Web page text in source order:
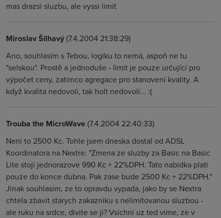
mas drazsi sluzbu, ale vyssi limit
Miroslav Šilhavý(7.4.2004 21:38:29)
Ano, souhlasím s Tebou, logiku to nemá, aspoň ne tu
"selskou". Prostě a jednoduše - limit je pouze určující pro
výpočet ceny, zatímco agregace pro stanovení kvality. A
když kvalita nedovolí, tak holt nedovolí... :(
Trouba the MicroWave(7.4.2004 22:40:33)
Neni to 2500 Kc. Tohle jsem dneska dostal od ADSL
Koordinatora na Nextre: "Zmena ze sluzby za Basic na Basic
Lite stoji jednorazove 990 Kc + 22%DPH. Tato nabidka plati
pouze do konce dubna. Pak zase bude 2500 Kc + 22%DPH."
Jinak souhlasim, ze to opravdu vypada, jako by se Nextra
chtela zbavit starych zakazniku s nelimitovanou sluzbou -
ale ruku na srdce, divite se ji? Vsichni uz ted vime, ze v